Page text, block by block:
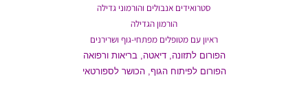
סטרואידים אנבולים והורמוני גדילה
הורמון הגדילה
ראיון עם מטופלים מפתחי-גוף ושרירנים
הפורום לתזונה, דיאטה, בריאות ורפואה
הפורום לפיתוח הגוף, הכושר לספורטאי